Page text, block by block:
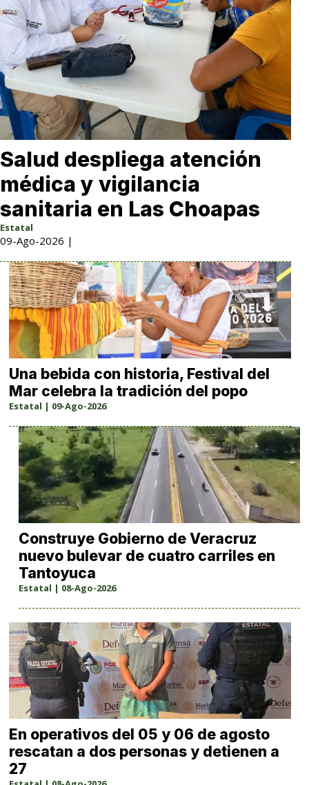
Salud despliega atención
médica y vigilancia
sanitaria en Las Choapas
Estatal
09-Ago-2026 |
Una bebida con historia, Festival del
Mar celebra la tradición del popo
Estatal | 09-Ago-2026
​Construye Gobierno de Veracruz
nuevo bulevar de cuatro carriles en
Tantoyuca
Estatal | 08-Ago-2026
En operativos del 05 y 06 de agosto
rescatan a dos personas y detienen a
27